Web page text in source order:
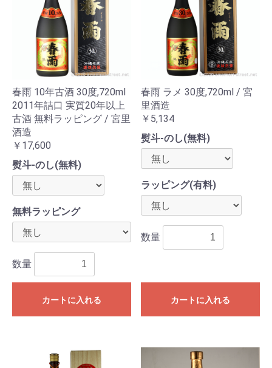
春雨 10年古酒 30度,720ml
2011年詰口 実質20年以上
古酒 無料ラッピング / 宮里
酒造
￥17,600
熨斗-のし(無料)
無料ラッピング
数量
カートに入れる
春雨 ラメ 30度,720ml / 宮
里酒造
￥5,134
熨斗-のし(無料)
ラッピング(有料)
数量
カートに入れる